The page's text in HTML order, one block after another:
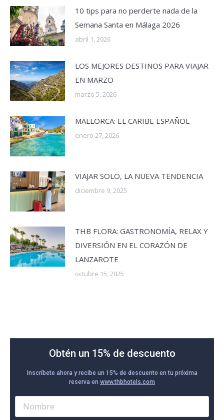
10 tips para no perderte nada de la
Semana Santa en Málaga 2026
abril 1, 2026
LOS MEJORES DESTINOS PARA VIAJAR
EN MARZO
marzo 5, 2026
MALLORCA: EL CARIBE ESPAÑOL
enero 27, 2026
VIAJAR SOLO, LA NUEVA TENDENCIA
diciembre 9, 2025
THB FLORA: GASTRONOMÍA, RELAX Y
DIVERSIÓN EN EL CORAZÓN DE
LANZAROTE
octubre 15, 2025
Obtén un 15% de descuento
Inscríbete ahora y recibe un 15% de descuento en tu próxima
reserva en www.thbhotels.com